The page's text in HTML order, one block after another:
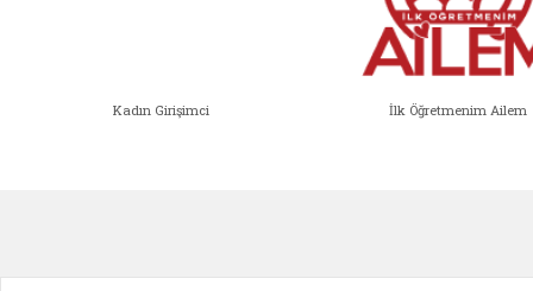
Kadın Girişimci İlk Öğretmenim Ailem